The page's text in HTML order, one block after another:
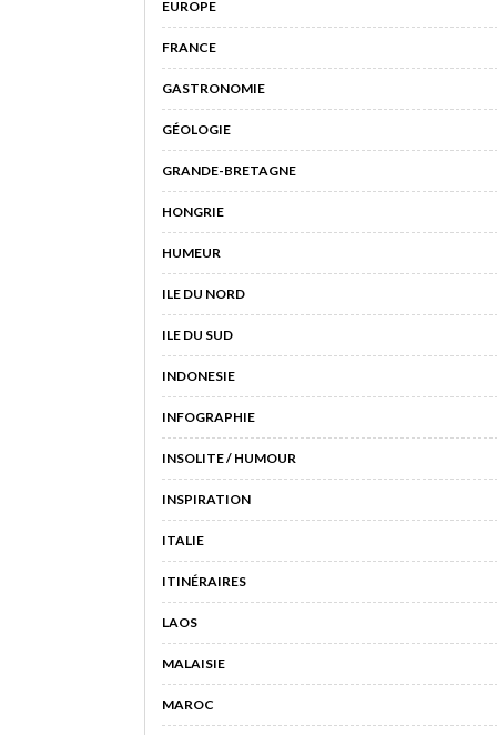
EUROPE
FRANCE
GASTRONOMIE
GÉOLOGIE
GRANDE-BRETAGNE
HONGRIE
HUMEUR
ILE DU NORD
ILE DU SUD
INDONESIE
INFOGRAPHIE
INSOLITE / HUMOUR
INSPIRATION
ITALIE
ITINÉRAIRES
LAOS
MALAISIE
MAROC